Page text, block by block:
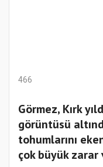
466
Görmez, Kırk
görüntüsü
tohumlarını
çok büyük zarar